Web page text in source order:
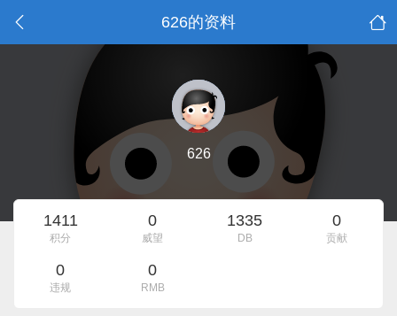
626的资料
626
1411
积分
0
威望
1335
DB
0
贡献
0
违规
0
RMB